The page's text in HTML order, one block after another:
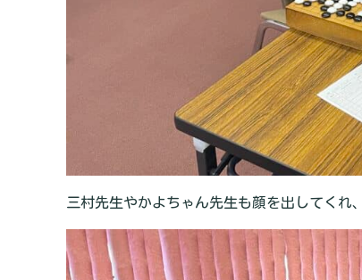
三村先生やかよちゃん先生も顔を出してくれ